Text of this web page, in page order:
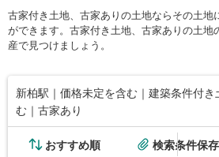
古家付き土地、古家ありの土地ならその土地
ができます。古家付き土地、古家ありの土地
産で見つけましょう。
新柏駅｜価格未定を含む｜建築条件付き
む｜古家あり
おすすめ順 検索条件保存